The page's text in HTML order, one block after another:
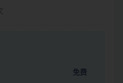
免费